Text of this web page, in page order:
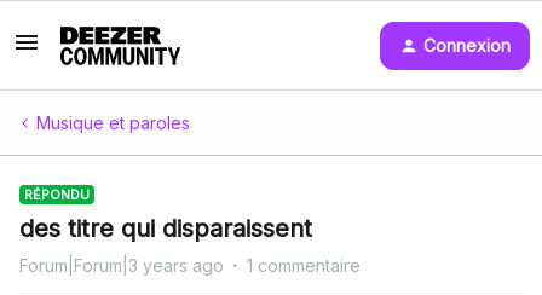
Connexion
Musique et paroles
RÉPONDU
des titre qui disparaissent
Forum|Forum|3 years ago 1 commentaire